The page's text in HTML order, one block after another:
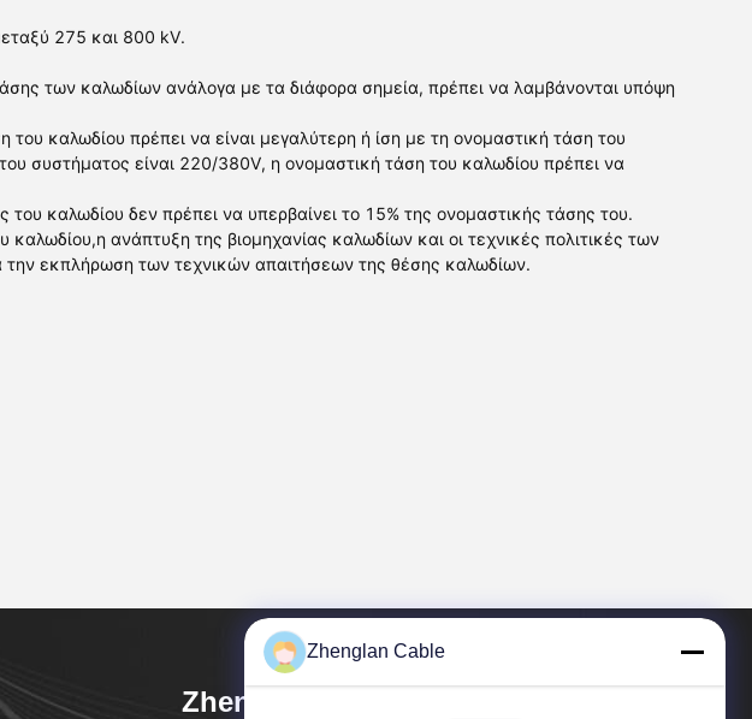
275 και 800 kV.
των καλωδίων ανάλογα με τα διάφορα σημεία, πρέπει να λαμβάνονται υπόψη
καλωδίου πρέπει να είναι μεγαλύτερη ή ίση με τη ονομαστική τάση του
συστήματος είναι 220/380V, η ονομαστική τάση του καλωδίου πρέπει να
του καλωδίου δεν πρέπει να υπερβαίνει το 15% της ονομαστικής τάσης του.
καλωδίου,η ανάπτυξη της βιομηχανίας καλωδίων και οι τεχνικές πολιτικές των
εκπλήρωση των τεχνικών απαιτήσεων της θέσης καλωδίων.
Zhenglan Cable Technology Co.,
Zhenglan Cable